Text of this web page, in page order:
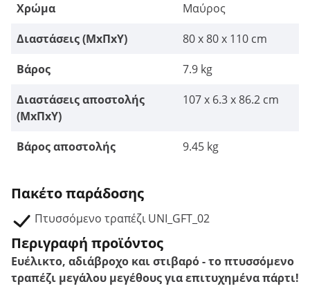
Χρώμα
Μαύρος
Διαστάσεις (ΜxΠxΥ)
80 x 80 x 110 cm
Βάρος
7.9 kg
Διαστάσεις αποστολής
(ΜxΠxΥ)
107 x 6.3 x 86.2 cm
Βάρος αποστολής 9.45 kg
Πακέτο παράδοσης
Πτυσσόμενο τραπέζι UNI_GFT_02
Περιγραφή προϊόντος
Ευέλικτο, αδιάβροχο και στιβαρό - το πτυσσόμενο
τραπέζι μεγάλου μεγέθους για επιτυχημένα πάρτι!